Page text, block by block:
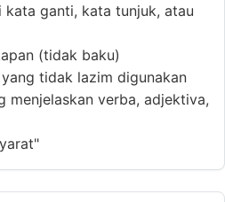
ganti, kata tunjuk, atau
(tidak baku)
tidak lazim digunakan
menjelaskan verba, adjektiva,